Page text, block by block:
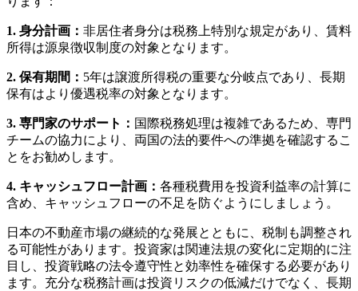
1. 身分計画： 非居住者身分は税務上特別な規定があり、賃料
所得は源泉徴収制度の対象となります。
2. 保有期間： 5年は譲渡所得税の重要な分岐点であり、長期
保有はより優遇税率の対象となります。
3. 専門家のサポート： 国際税務処理は複雑であるため、専門
チームの協力により、両国の法的要件への準拠を確認するこ
とをお勧めします。
4. キャッシュフロー計画： 各種税費用を投資利益率の計算に
含め、キャッシュフローの不足を防ぐようにしましょう。
日本の不動産市場の継続的な発展とともに、税制も調整され
る可能性があります。投資家は関連法規の変化に定期的に注
目し、投資戦略の法令遵守性と効率性を確保する必要があり
ます。充分な税務計画は投資リスクの低減だけでなく、長期